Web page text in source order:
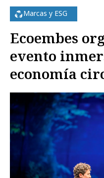
Marcas y ESG
Ecoembes
evento
economía